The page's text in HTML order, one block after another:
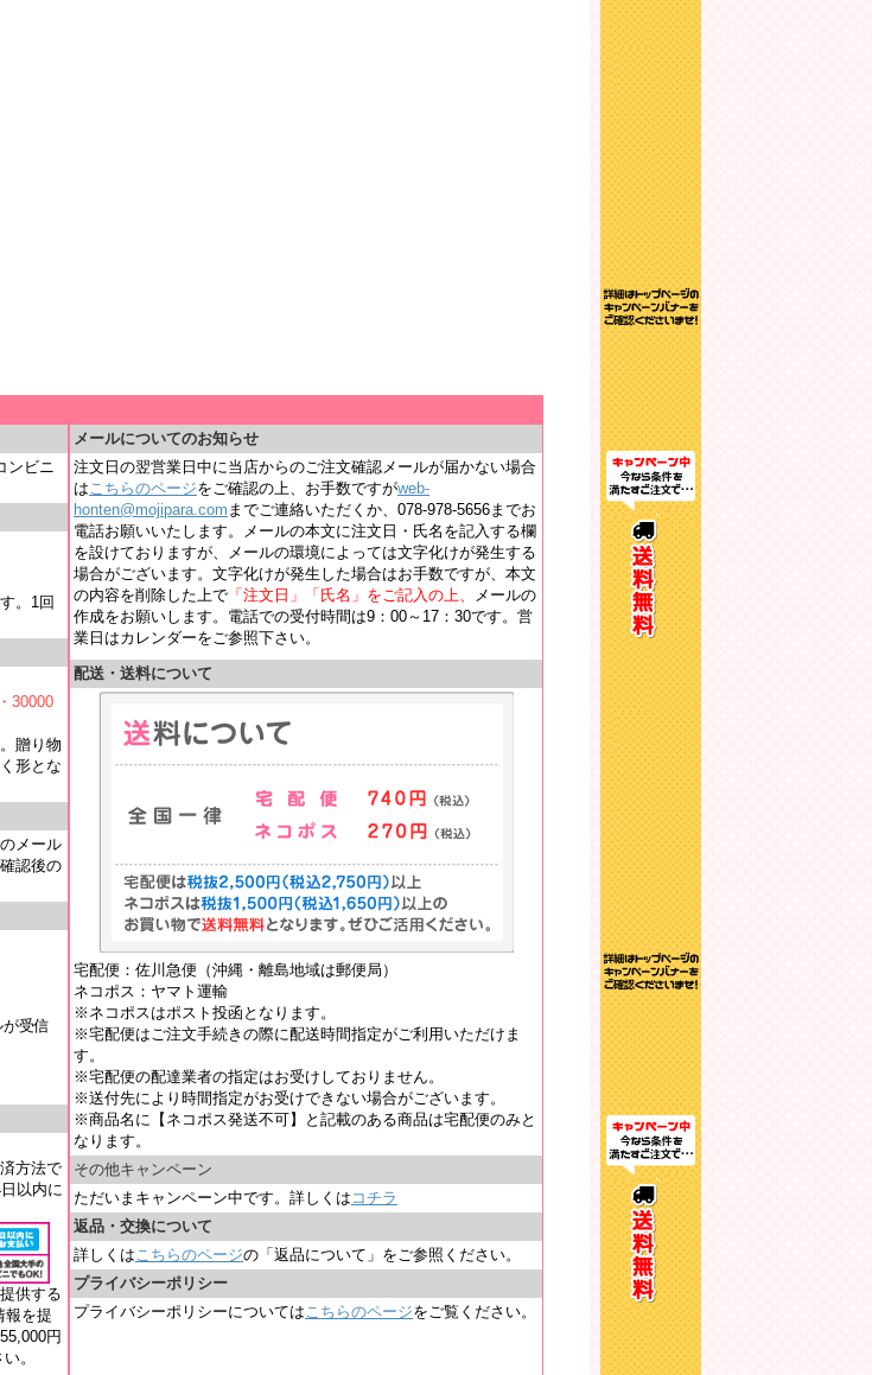
ンビニ
。1回
30000
贈り物
形とな
メール
認後の
受信
方法で
以内に
供する
報を提
円
。
メールについてのお知らせ
注文日の翌営業日中に当店からのご注文確認メールが届かない場合
はこちらのページをご確認の上、お手数ですがweb-
honten@mojipara.com までご連絡いただくか、078-978-5656までお
電話お願いいたします。メールの本文に注文日・氏名を記入する欄
を設けておりますが、メールの環境によっては文字化けが発生する
場合がございます。文字化けが発生した場合はお手数ですが、本文
の内容を削除した上で 「注文日」「氏名」をご記入の上、
メールの
作成をお願いします。電話での受付時間は9：00～17：30です。営
業日はカレンダーをご参照下さい。
配送・送料について
宅配便：佐川急便（沖縄・離島地域は郵便局）
ネコポス：ヤマト運輸
※ネコポスはポスト投函となります。
※宅配便はご注文手続きの際に配送時間指定がご利用いただけま
す。
※宅配便の配達業者の指定はお受けしておりません。
※送付先により時間指定がお受けできない場合がございます。
※商品名に【ネコポス発送不可】と記載のある商品は宅配便のみと
なります。
その他キャンペーン
ただいまキャンペーン中です。詳しくは コチラ
返品・交換について
詳しくはこちらのページの「返品について」をご参照ください。
プライバシーポリシー
プライバシーポリシーについてはこちらのページをご覧ください。